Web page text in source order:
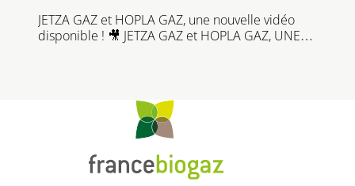
JETZA GAZ et HOPLA GAZ, une nouvelle vidéo
disponible ! 🎥 JETZA GAZ et HOPLA GAZ, UNE
de méthanisation agricoles en Alsace : JETZA GAZ
et HOPLA GAZ.https://www.youtube.com/watch?
v=p3-OZzxPj9A🌿 Ces projets illustrent